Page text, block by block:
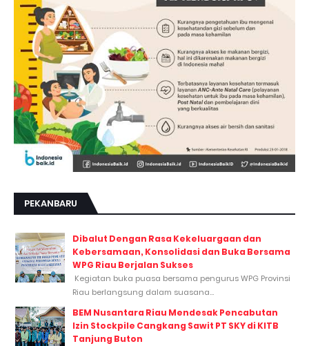
PEKANBARU
Dibalut Dengan Rasa Kekeluargaan dan
Kebersamaan, Konsolidasi dan Buka Bersama
WPG Riau Berjalan Sukses
Kegiatan buka puasa bersama pengurus WPG Provinsi
Riau berlangsung dalam suasana...
BEM Nusantara Riau Mendesak Pencabutan
Izin Stockpile Cangkang Sawit PT SKY di KITB
Tanjung Buton